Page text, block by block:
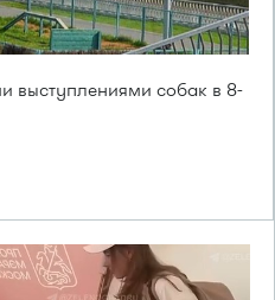
выступлениями собак в 8-